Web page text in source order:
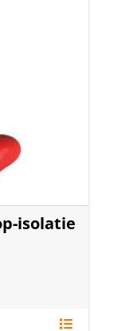
isolatie